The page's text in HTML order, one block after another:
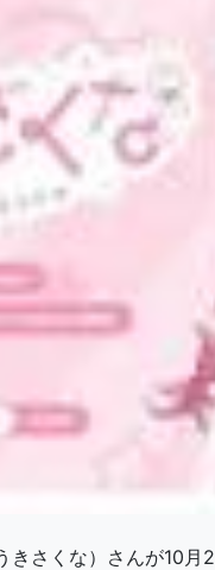
さくな）さんが10月